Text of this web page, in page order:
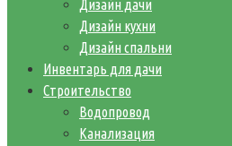
Дизайн дачи
Дизайн кухни
Дизайн спальни
Инвентарь для дачи
Строительство
Водопровод
Канализация